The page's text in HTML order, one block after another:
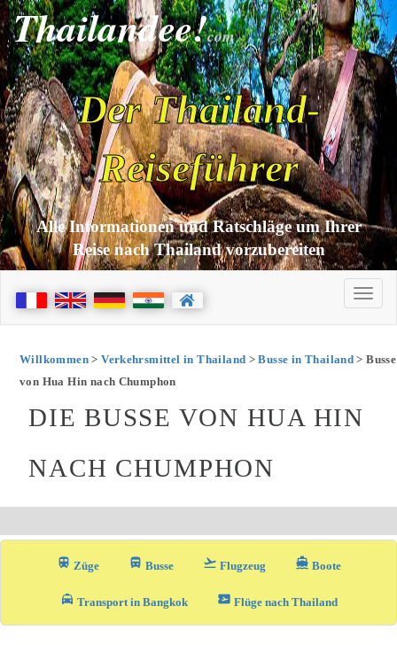
Thailandee!com
Der Thailand-
Reiseführer
Alle Informationen und Ratschläge um Ihrer
Reise nach Thailand vorzubereiten
Willkommen>Verkehrsmittel in Thailand >Busse in Thailand > Busse
von Hua Hin nach Chumphon
DIE BUSSE VON HUA HIN
NACH CHUMPHON
train Züge directions_bus_filled Busse flight_takeoff Flugzeug directions_boat Boote
local_taxi Transport in Bangkok airplane_ticket Flüge nach Thailand